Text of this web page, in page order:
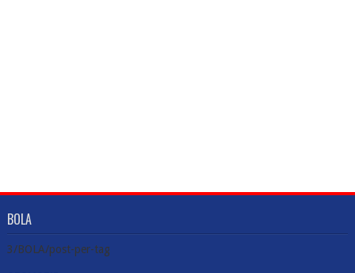
BOLA
3/BOLA/post-per-tag